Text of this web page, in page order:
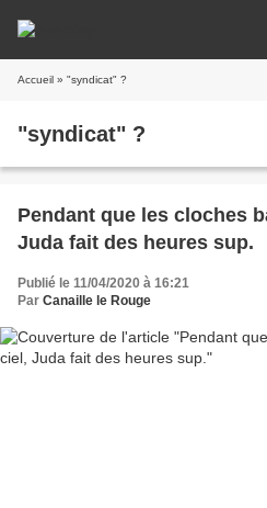
Accueil » "syndicat" ?
"syndicat" ?
Pendant que les cloches
Juda fait des heures sup.
Publié le 11/04/2020 à 16:21
Par Canaille le Rouge